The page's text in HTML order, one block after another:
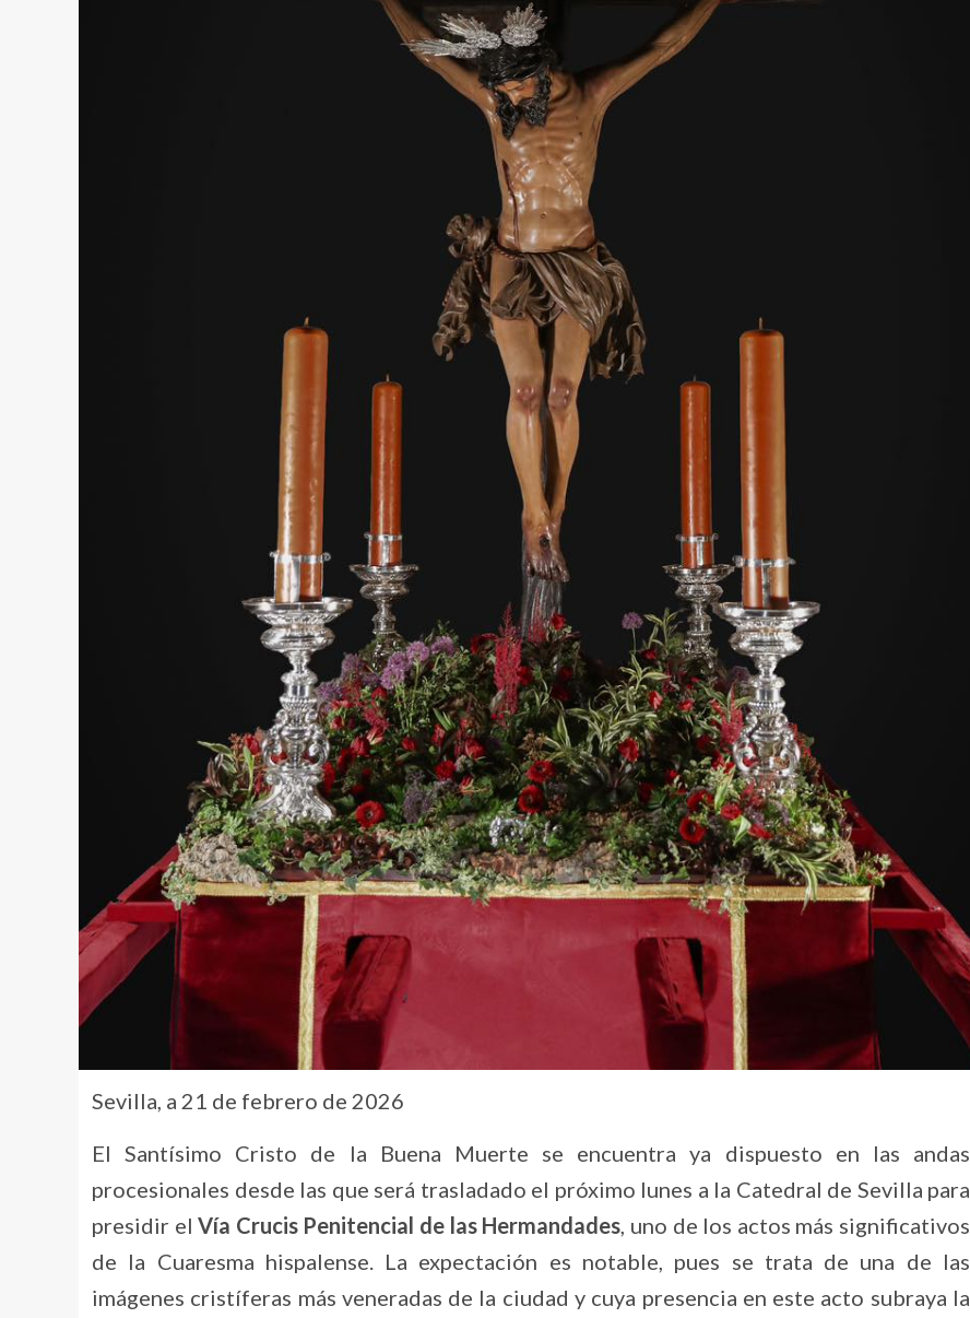
Sevilla, a 21 de febrero de 2026
El Santísimo Cristo de la Buena Muerte se encuentra ya dispuesto en las andas
procesionales desde las que será trasladado el próximo lunes a la Catedral de Sevilla para
presidir elVía Crucis Penitencial de las Hermandades, uno de los actos más significativos
de la Cuaresma hispalense. La expectación es notable, pues se trata de una de las
imágenes cristíferas más veneradas de la ciudad y cuya presencia en este acto subraya la